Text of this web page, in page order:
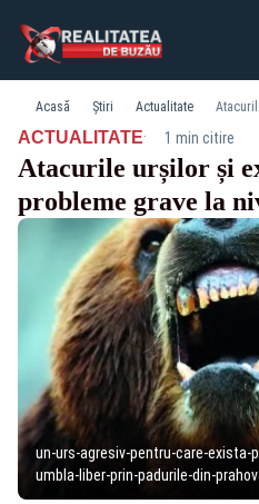
Acasă Știri Actualitate
ACTUALITATE· 1 min citire
Atacurile urșilor și
probleme grave la
un-urs-agresiv-pentru-care-
umbla-liber-prin-padurile-din-